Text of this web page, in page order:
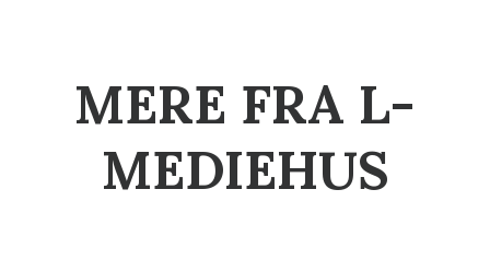
MERE FRA L-
MEDIEHUS